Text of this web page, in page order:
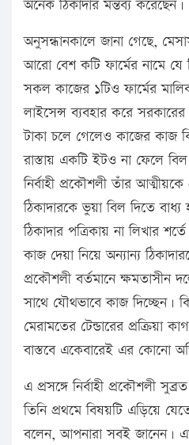
অনেক ঠিকাদার মন্তব্য করেছেন।
অনুসন্ধানকালে জানা গেছে,
আরো বেশ কটি ফার্মের নামে
সকল কাজের ১টিও ফার্মের
লাইসেন্স ব্যবহার করে
টাকা চলে গেলেও কাজের
রাস্তায় একটি ইটও না ফেলে বিল
নির্বাহী প্রকৌশলী তাঁর
ঠিকাদারকে ভুয়া বিল দিতে
ঠিকাদার পত্রিকায় না লিখার
কাজ দেয়া নিয়ে অন্যান্য
প্রকৌশলী বর্তমানে ক্ষমতাসীন
সাথে যৌথভাবে কাজ দিচ্ছেন।
মেরামতের টেন্ডারের প্রক্রিয়া
বাস্তবে একেবারেই এর কোনো
এ প্রসঙ্গে নির্বাহী প্রকৌশলী
তিনি প্রথমে বিষয়টি এড়িয়ে
বলেন, আপনারা সবই জানেন।